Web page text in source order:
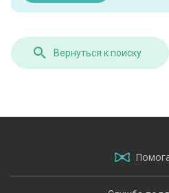
Вернуться к поиску